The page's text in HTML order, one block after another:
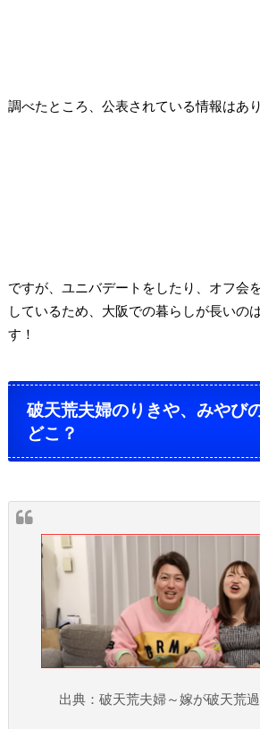
調べたところ、 公表されている情報はあ
ですが、ユニバデートをしたり、 オフ会
しているため、大阪での暮らしが長いの
す！
破天荒夫婦のりきや、みやび
どこ？
出典：破天荒夫婦～嫁が破天荒